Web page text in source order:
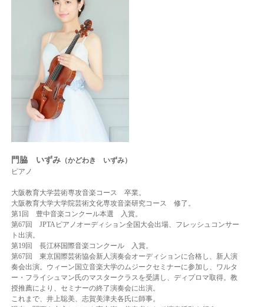
門脇 いずみ（かどわき いずみ）
ピアノ
大阪教育大学芸術専攻音楽コース 卒業。
大阪教育大学大学院芸術文化専攻音楽研究コース 修了。
第1回 豊中音楽コンクール本選 入賞。
第67回 JPTAピアノオーディション全国大会出場、フレッシュコンサー
ト出演。
第19回 長江杯国際音楽コンクール 入賞。
第67回 東京国際芸術協会新人演奏会オーディションに合格し、新人演
奏会出演。 ウィーン国立音楽大学のムジークセミナーに参加し、ワルタ
ー・フライシュマン氏のマスタークラスを受講し、ディプロマ取得。教
授推薦により、セミナーの終了演奏会に出演。
これまで、井上聡美、志賀美津夫各氏に師事。